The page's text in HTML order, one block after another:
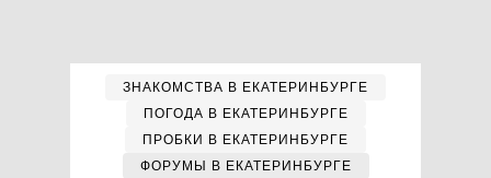
ЗНАКОМСТВА В ЕКАТЕРИНБУРГЕ
ПОГОДА В ЕКАТЕРИНБУРГЕ
ПРОБКИ В ЕКАТЕРИНБУРГЕ
ФОРУМЫ В ЕКАТЕРИНБУРГЕ